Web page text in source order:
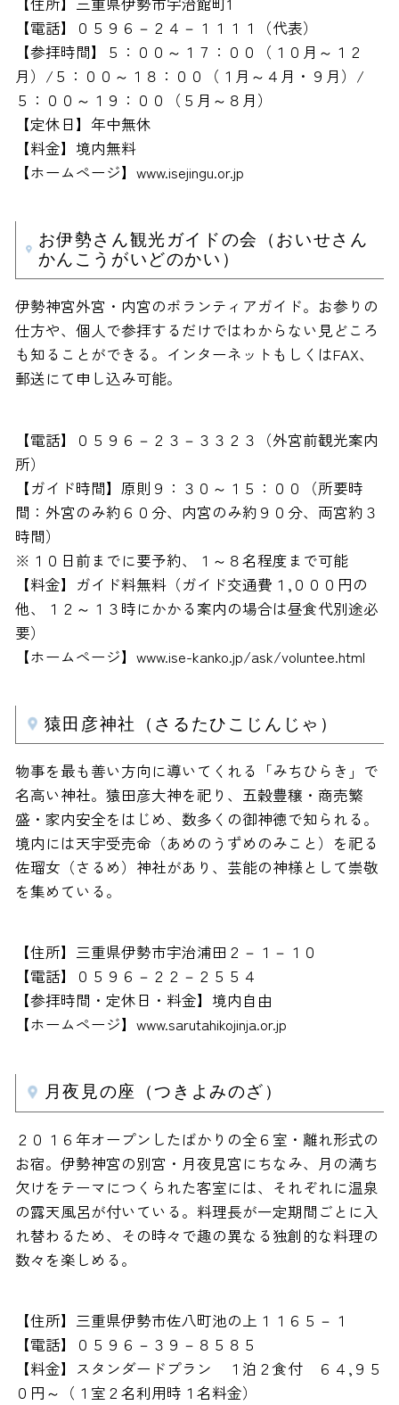
【電話】０５９６－２４－１１１１（代表）
【参拝時間】５：００～１７：００（１０月～１２
月）/５：００～１８：００（１月～４月・９月）/
５：００～１９：００（５月～８月）
【定休日】年中無休
【料金】境内無料
【ホームページ】www.isejingu.or.jp
お伊勢さん観光ガイドの会（おいせさん
かんこうがいどのかい）
伊勢神宮外宮・内宮のボランティアガイド。お参りの
仕方や、個人で参拝するだけではわからない見どころ
も知ることができる。インターネットもしくはFAX、
郵送にて申し込み可能。
【電話】０５９６－２３－３３２３（外宮前観光案内
所）
【ガイド時間】原則９：３０～１５：００（所要時
間：外宮のみ約６０分、内宮のみ約９０分、両宮約３
時間）
※１０日前までに要予約、１～８名程度まで可能
【料金】ガイド料無料（ガイド交通費１,０００円の
他、１２～１３時にかかる案内の場合は昼食代別途必
要）
【ホームページ】www.ise-kanko.jp/ask/voluntee.html
猿田彦神社（さるたひこじんじゃ）
物事を最も善い方向に導いてくれる「みちひらき」で
名高い神社。猿田彦大神を祀り、五穀豊穣・商売繁
盛・家内安全をはじめ、数多くの御神徳で知られる。
境内には天宇受売命（あめのうずめのみこと）を祀る
佐瑠女（さるめ）神社があり、芸能の神様として崇敬
を集めている。
【住所】三重県伊勢市宇治浦田２－１－１０
【電話】０５９６－２２－２５５４
【参拝時間・定休日・料金】境内自由
【ホームページ】www.sarutahikojinja.or.jp
月夜見の座（つきよみのざ）
２０１６年オープンしたばかりの全６室・離れ形式の
お宿。伊勢神宮の別宮・月夜見宮にちなみ、月の満ち
欠けをテーマにつくられた客室には、それぞれに温泉
の露天風呂が付いている。料理長が一定期間ごとに入
れ替わるため、その時々で趣の異なる独創的な料理の
数々を楽しめる。
【住所】三重県伊勢市佐八町池の上１１６５－１
【電話】０５９６－３９－８５８５
【料金】スタンダードプラン １泊２食付 ６４,９５
０円～（１室２名利用時１名料金）